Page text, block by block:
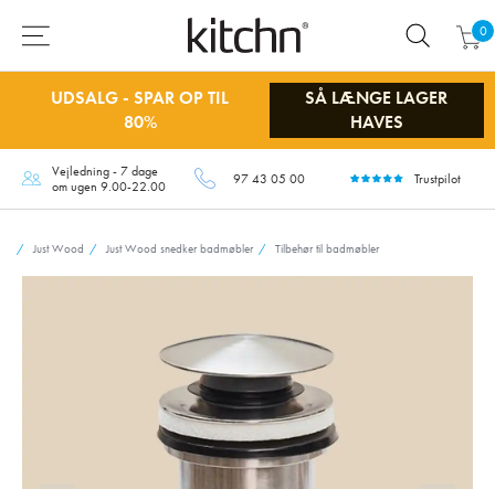
0
UDSALG - SPAR OP TIL
80%
SÅ LÆNGE LAGER
HAVES
Vejledning - 7 dage
om ugen 9.00-22.00
97 43 05 00 Trustpilot
Just Wood Just Wood snedker badmøbler Tilbehør til badmøbler